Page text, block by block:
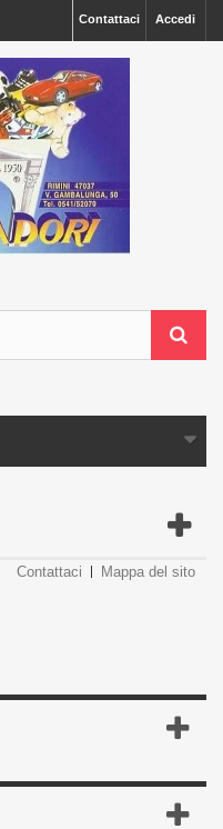
Accedi
Contattaci
Contattaci Mappa del sito